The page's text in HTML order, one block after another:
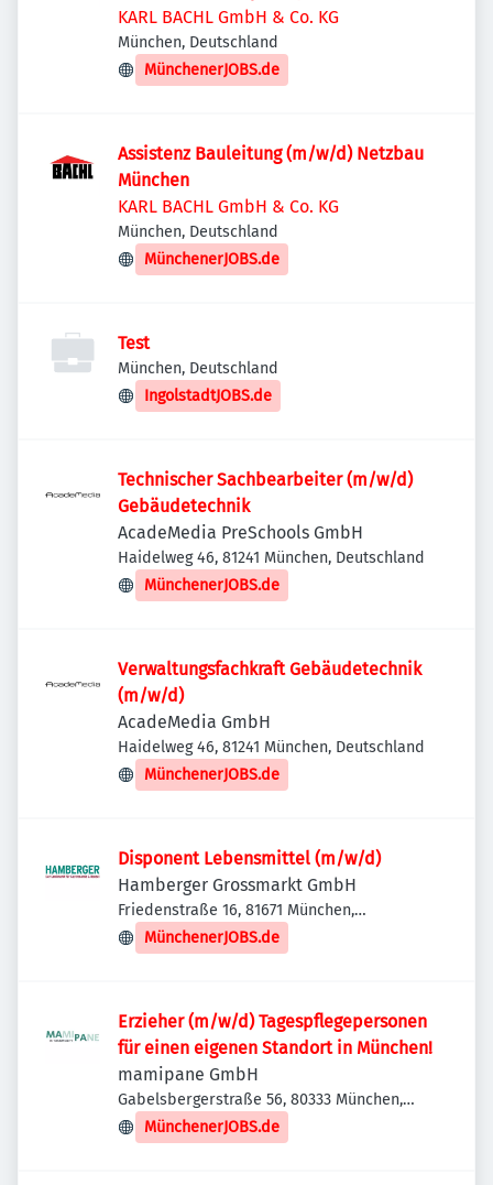
KARL BACHL GmbH & Co. KG
München, Deutschland
MünchenerJOBS.de
Assistenz Bauleitung (m/w/d) Netzbau
München
KARL BACHL GmbH & Co. KG
München, Deutschland
MünchenerJOBS.de
Test
München, Deutschland
IngolstadtJOBS.de
Technischer Sachbearbeiter (m/w/d)
Gebäudetechnik
AcadeMedia PreSchools GmbH
Haidelweg 46, 81241 München, Deutschland
MünchenerJOBS.de
Verwaltungsfachkraft Gebäudetechnik
(m/w/d)
AcadeMedia GmbH
Haidelweg 46, 81241 München, Deutschland
MünchenerJOBS.de
Disponent Lebensmittel (m/w/d)
Hamberger Grossmarkt GmbH
Friedenstraße 16, 81671 München,
Deutschland
MünchenerJOBS.de
Erzieher (m/w/d) Tagespflegepersonen
für einen eigenen Standort in München!
mamipane GmbH
Gabelsbergerstraße 56, 80333 München,
Deutschland
MünchenerJOBS.de